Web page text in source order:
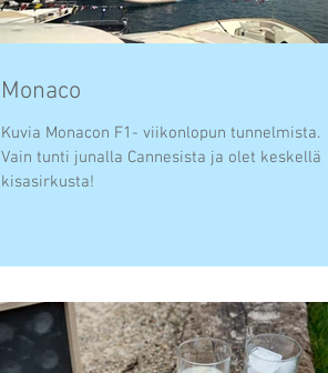
Monaco
Kuvia Monacon F1- viikonlopun tunnelmista.
Vain tunti junalla Cannesista ja olet keskellä
kisasirkusta!